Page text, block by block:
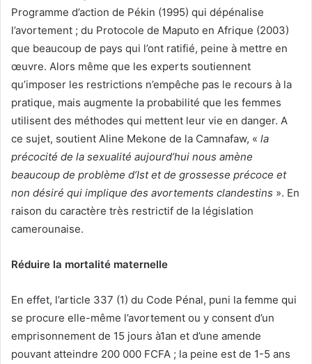
Programme d’action de Pékin (1995) qui dépénalise
l’avortement ; du Protocole de Maputo en Afrique (2003)
que beaucoup de pays qui l’ont ratifié, peine à mettre en
œuvre. Alors même que les experts soutiennent
qu’imposer les restrictions n’empêche pas le recours à la
pratique, mais augmente la probabilité que les femmes
utilisent des méthodes qui mettent leur vie en danger. A
ce sujet, soutient Aline Mekone de la Camnafaw, « la
précocité de la sexualité aujourd’hui nous amène
beaucoup de problème d’Ist et de grossesse précoce et
non désiré qui implique des avortements clandestins ». En
raison du caractère très restrictif de la législation
camerounaise.
Réduire la mortalité maternelle
En effet, l’article 337 (1) du Code Pénal, puni la femme qui
se procure elle-même l’avortement ou y consent d’un
emprisonnement de 15 jours à1an et d’une amende
pouvant atteindre 200 000 FCFA ; la peine est de 1-5 ans